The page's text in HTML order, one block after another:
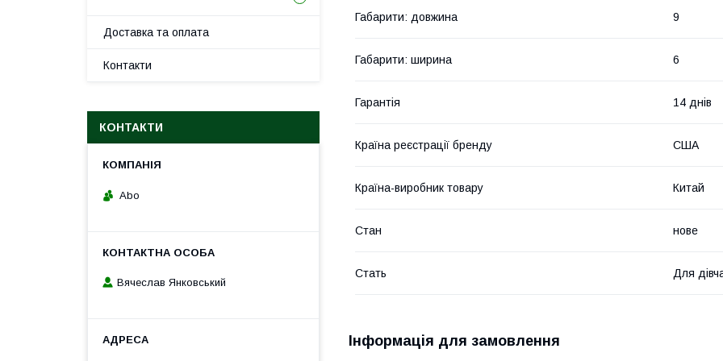
Габарити: довжина 9
Габарити: ширина 6
Гарантія 14 днів
Країна реєстрації бренду США
Країна-виробник товару Китай
Стан нове
Стать Для
Інформація для замовлення
Доставка та оплата
Контакти
КОНТАКТИ
Abo
Вячеслав Янковський